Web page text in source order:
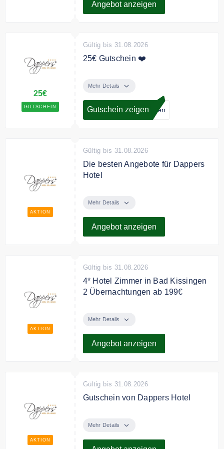
Angebot anzeigen
25€
GUTSCHEIN
Gültig bis 31.08.2026
25€ Gutschein ❤️
Geschenkgutscheine ab 25€ von
Mehr Details
Gutschein zeigen ufen
AKTION
Gültig bis 31.08.2026
Die besten Angebote für Dappers
Hotel
besten Angeboten von Dappers
Mehr Details
Angebot anzeigen
AKTION
Gültig bis 31.08.2026
4* Hotel Zimmer in Bad Kissingen
2 Übernachtungen ab 199€
Dappers Hotel. 4* Hotel Zimmer in
ab 199€ pro Person.
Mehr Details
Angebot anzeigen
AKTION
Gültig bis 31.08.2026
Gutschein von Dappers Hotel
Verschenken Sie einen Gutschein
Kissingen
Mehr Details